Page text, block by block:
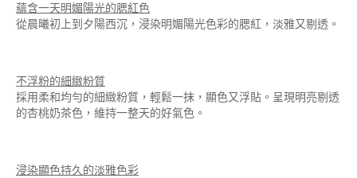
蘊含一天明媚陽光的腮紅色
從晨曦初上到夕陽西沉，浸染明媚陽光色彩的腮紅，淡雅又剔透。
不浮粉的細緻粉質
採用柔和均勻的細緻粉質，輕鬆一抹，顯色又浮貼。呈現明亮剔透
的杏桃奶茶色，維持一整天的好氣色。
浸染顯色持久的淡雅色彩